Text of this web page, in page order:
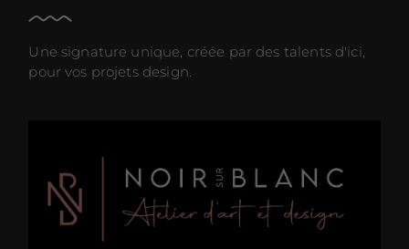
Une signature unique, créée par des talents d'ici,
pour vos projets design.